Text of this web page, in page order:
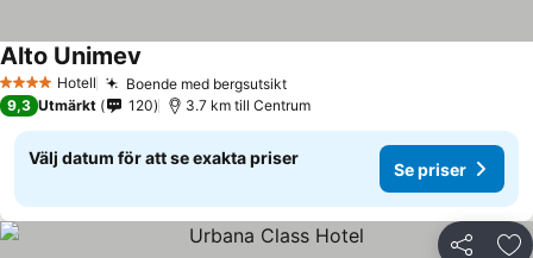
4 StjärnorHotell Boende med bergsutsiktSe priser
Alto Unimev
9,3 Utmärkt 120 3.7 km till Centrum
Välj datum för att se exakta priser
Se priser